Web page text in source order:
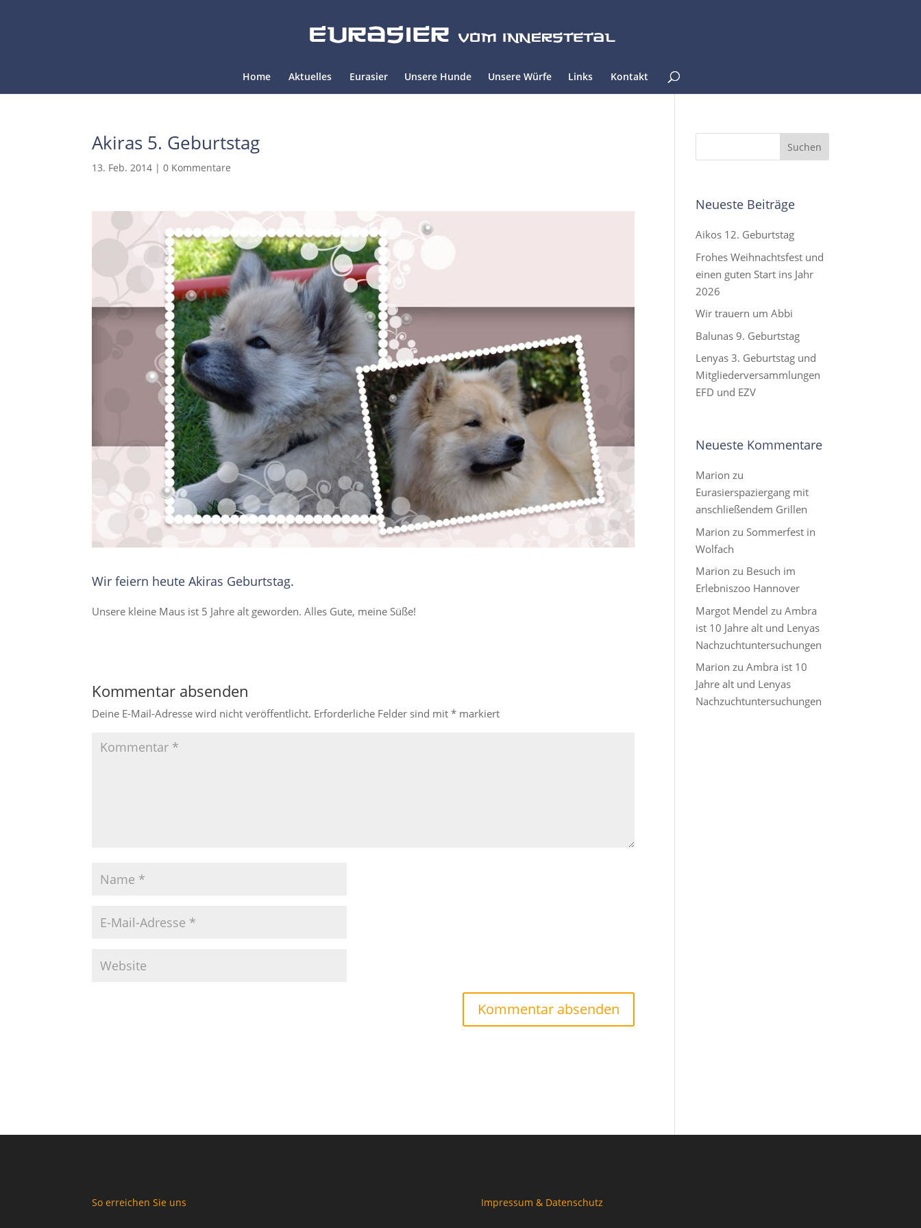
Home Aktuelles Eurasier Unsere Hunde Unsere Würfe Links Kontakt
Akiras 5. Geburtstag
13. Feb. 2014 |0 Kommentare
Wir feiern heute Akiras Geburtstag.
Unsere kleine Maus ist 5 Jahre alt geworden. Alles Gute, meine Süße!
Kommentar absenden
Deine E-Mail-Adresse wird nicht veröffentlicht. Erforderliche Felder sind mit* markiert
Neueste Beiträge
Aikos 12. Geburtstag
Frohes Weihnachtsfest und
einen guten Start ins Jahr
2026
Wir trauern um Abbi
Balunas 9. Geburtstag
Lenyas 3. Geburtstag und
Mitgliederversammlungen
EFD und EZV
Neueste Kommentare
Marion zu
Eurasierspaziergang mit
anschließendem Grillen
Marion zu Sommerfest in
Wolfach
Marion zu Besuch im
Erlebniszoo Hannover
Margot Mendel zuAmbra
ist 10 Jahre alt und Lenyas
Nachzuchtuntersuchungen
Marion zuAmbra ist 10
Jahre alt und Lenyas
Nachzuchtuntersuchungen
So erreichen Sie uns Impressum & Datenschutz